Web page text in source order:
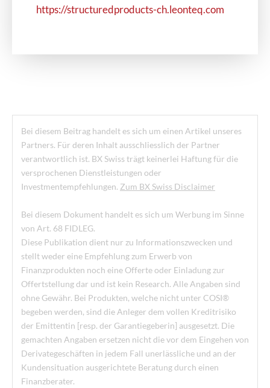
https://structuredproducts-ch.leonteq.com
Bei diesem Beitrag handelt es sich um einen Artikel unseres
Partners. Für deren Inhalt ausschliesslich der Partner
verantwortlich ist. BX Swiss trägt keinerlei Haftung für die
versprochenen Dienstleistungen oder
Investmentempfehlungen. Zum BX Swiss Disclaimer
Bei diesem Dokument handelt es sich um Werbung im Sinne
von Art. 68 FIDLEG.
Diese Publikation dient nur zu Informationszwecken und
stellt weder eine Empfehlung zum Erwerb von
Finanzprodukten noch eine Offerte oder Einladung zur
Offertstellung dar und ist kein Research. Alle Angaben sind
ohne Gewähr. Bei Produkten, welche nicht unter COSI®
begeben werden, sind die Anleger dem vollen Kreditrisiko
der Emittentin [resp. der Garantiegeberin] ausgesetzt. Die
gemachten Angaben ersetzen nicht die vor dem Eingehen von
Derivategeschäften in jedem Fall unerlässliche und an der
Kundensituation ausgerichtete Beratung durch einen
Finanzberater.